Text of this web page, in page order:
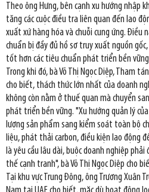
Theo ông Hưng, bên cạnh xu hướng nhập
tăng các cuộc điều tra liên quan đến lao
xuất xứ hàng hóa và chuỗi cung ứng. Điều
chuẩn bị đầy đủ hồ sơ truy xuất nguồn
tốt hơn các tiêu chuẩn phát triển bền
Trong khi đó, bà Võ Thị Ngọc Diệp, Tham
cho biết, thách thức lớn nhất của doanh
không còn nằm ở thuế quan mà chuyển
phát triển bền vững. "Xu hướng quản lý
lượng sản phẩm sang kiểm soát toàn bộ
liệu, phát thải carbon, điều kiện lao động
là yêu cầu lâu dài, buộc doanh nghiệp
thế cạnh tranh", bà Võ Thị Ngọc Diệp cho
Tại khu vực Trung Đông, ông Trương Xuân